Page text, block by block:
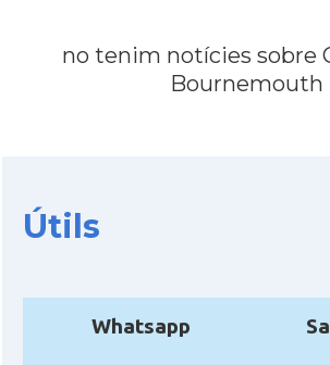
CAMON Catalans a
CAMON
Catalans a
Scotland
no tenim notícies sobre
Bournemouth
Útils
Whatsapp